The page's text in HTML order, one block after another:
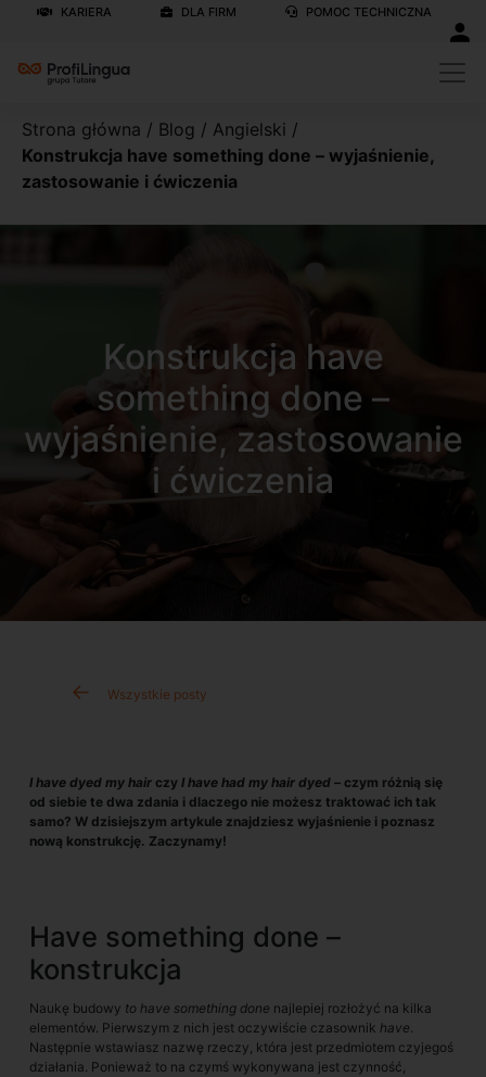
KARIERA DLA FIRM POMOC TECHNICZNA
Strona główna / Blog / Angielski /
Konstrukcja have something done – wyjaśnienie,
zastosowanie i ćwiczenia
Konstrukcja have
something done –
wyjaśnienie, zastosowanie
i ćwiczenia
Wszystkie posty
I have dyed my hair czy I have had my hair dyed – czym różnią się
od siebie te dwa zdania i dlaczego nie możesz traktować ich tak
samo? W dzisiejszym artykule znajdziesz wyjaśnienie i poznasz
nową konstrukcję. Zaczynamy!
Have something done –
konstrukcja
Naukę budowy to have something done najlepiej rozłożyć na kilka
elementów. Pierwszym z nich jest oczywiście czasownik have.
Następnie wstawiasz nazwę rzeczy, która jest przedmiotem czyjegoś
działania. Ponieważ to na czymś wykonywana jest czynność,